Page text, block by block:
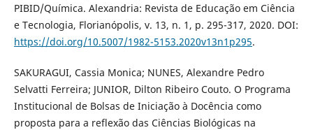
PIBID/Química. Alexandria: Revista de Educação em Ciência
e Tecnologia, Florianópolis, v. 13, n. 1, p. 295-317, 2020. DOI:
https://doi.org/10.5007/1982-5153.2020v13n1p295.
SAKURAGUI, Cassia Monica; NUNES, Alexandre Pedro
Selvatti Ferreira; JUNIOR, Dilton Ribeiro Couto. O Programa
Institucional de Bolsas de Iniciação à Docência como
proposta para a reflexão das Ciências Biológicas na